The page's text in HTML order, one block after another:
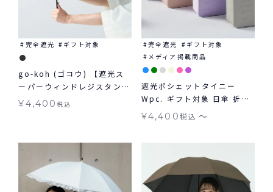
完全遮光 ギフト対象
go-koh (ゴコウ) 【遮光ス
ーパーウィンドレジスタン
ス】 日傘 折りたたみ 耐風
¥4,400税込
完全遮光
ギフト対象
メディア掲載商品
遮光ポシェットタイニー
Wpc. ギフト対象 日傘 折り
たたみ tiny 晴雨兼用
¥4,400税込 〜